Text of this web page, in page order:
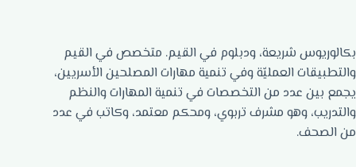
بكالوريوس شريعة، ودبلوم في القيم. متخصص في القيم
والتطبيقات العمليّة وفي تنمية مهارات المصلحين الأسريين،
يجمع بين عدد من التخصصات في تنمية المهارات والنظم
والتدريب، وهو مشرف تربوي، ومحكم معتمد، وكاتب في عدد
من الصحف.